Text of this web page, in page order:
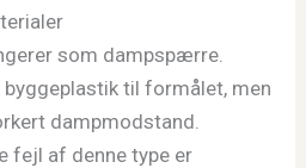
som dampspærre.
til formålet, men
dampmodstand.
fejl af denne type er